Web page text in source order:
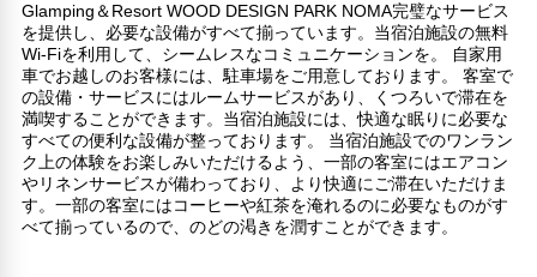
Glamping＆Resort WOOD DESIGN PARK NOMA完璧なサービス
を提供し、必要な設備がすべて揃っています。当宿泊施設の無料
Wi-Fiを利用して、シームレスなコミュニケーションを。 自家用
車でお越しのお客様には、駐車場をご用意しております。 客室で
の設備・サービスにはルームサービスがあり、くつろいで滞在を
満喫することができます。当宿泊施設には、快適な眠りに必要な
すべての便利な設備が整っております。 当宿泊施設でのワンラン
ク上の体験をお楽しみいただけるよう、一部の客室にはエアコン
やリネンサービスが備わっており、より快適にご滞在いただけま
す。一部の客室にはコーヒーや紅茶を淹れるのに必要なものがす
べて揃っているので、のどの渇きを潤すことができます。